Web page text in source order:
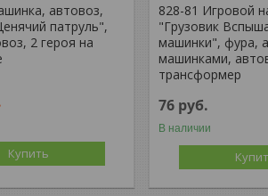
автовоз,
патруль",
2 героя на
Купить
828-81 Игровой
"Грузовик
машинки", фура,
машинками,
трансформер
76 руб.
В наличии